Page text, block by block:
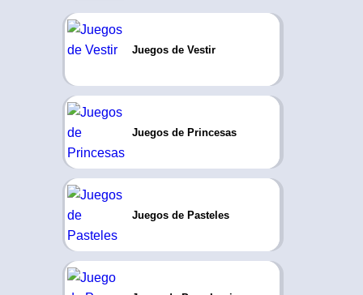
Juegos de Vestir
Juegos de Princesas
Juegos de Pasteles